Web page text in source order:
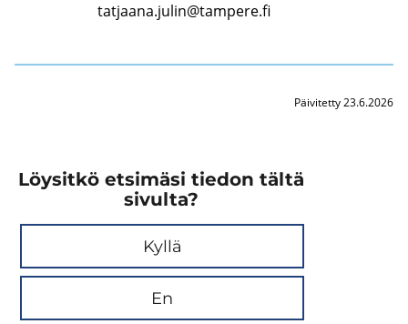
tatjaana.julin@tampere.fi
Päivitetty 23.6.2026
Löysitkö etsimäsi tiedon tältä
sivulta?
Kyllä
En